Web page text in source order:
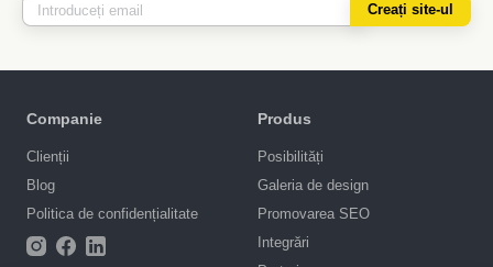
Creați site-ul
Companie
Clienții
Blog
Politica de confidențialitate
Produs
Posibilități
Galeria de design
Promovarea SEO
Integrări